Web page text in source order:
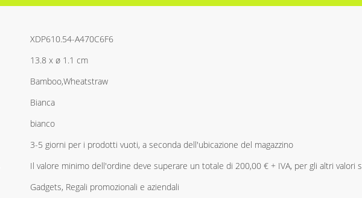
XDP610.54-A470C6F6
13.8 x ø 1.1 cm
Bamboo,Wheatstraw
Bianca
bianco
3-5 giorni per i prodotti vuoti, a seconda dell'ubicazione del magazzino
Il valore minimo dell'ordine deve superare un totale di 200,00 € + IVA, per gli altri valori
Gadgets, Regali promozionali e aziendali